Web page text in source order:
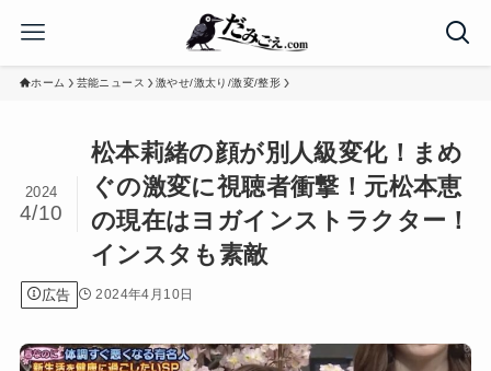
ホーム 芸能ニュース 激やせ/激太り/激変/整形
松本莉緒の顔が別人級変化！まめ
ぐの激変に視聴者衝撃！元松本恵
の現在はヨガインストラクター！
インスタも素敵
2024
4/10
広告 2024年4月10日